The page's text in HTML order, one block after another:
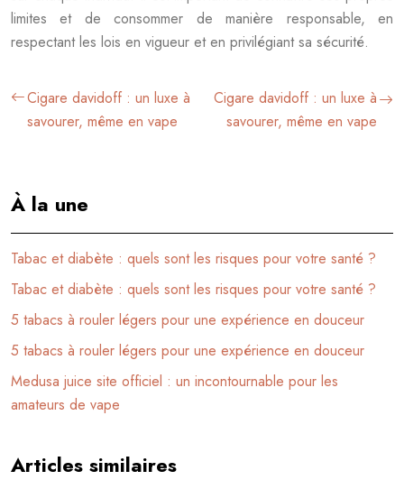
limites et de consommer de manière responsable, en
respectant les lois en vigueur et en privilégiant sa sécurité.
Cigare davidoff : un luxe à
savourer, même en vape
Cigare davidoff : un luxe à
savourer, même en vape
À la une
Tabac et diabète : quels sont les risques pour votre santé ?
Tabac et diabète : quels sont les risques pour votre santé ?
5 tabacs à rouler légers pour une expérience en douceur
5 tabacs à rouler légers pour une expérience en douceur
Medusa juice site officiel : un incontournable pour les
amateurs de vape
Articles similaires